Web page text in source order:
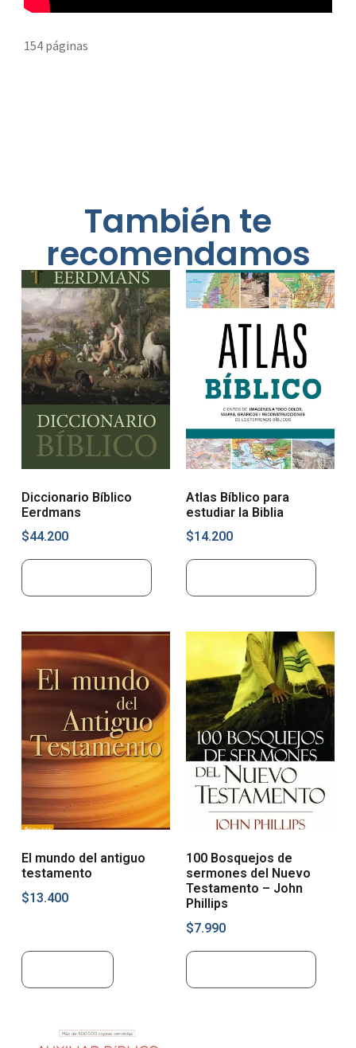
154 páginas
También te
recomendamos
Diccionario Bíblico
Eerdmans
$44.200
Atlas Bíblico para
estudiar la Biblia
$14.200
El mundo del antiguo
testamento
$13.400
100 Bosquejos de
sermones del Nuevo
Testamento – John
Phillips
$7.990